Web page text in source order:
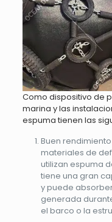
Como dispositivo de
marina y las
espuma tienen las
Buen
materiales de
utilizan espuma
tiene una gran
y puede
generada
el barco o la